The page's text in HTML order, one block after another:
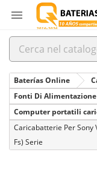

Baterías Online
Fonti Di
Computer portatili
Caricabatterie Per Sony
Fs) Serie